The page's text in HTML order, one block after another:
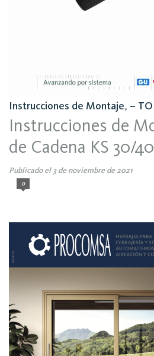
Instrucciones de Montaje, –
Instrucciones de
de Cadena KS 30/
Publicado el 3 de noviembre de 2021
0